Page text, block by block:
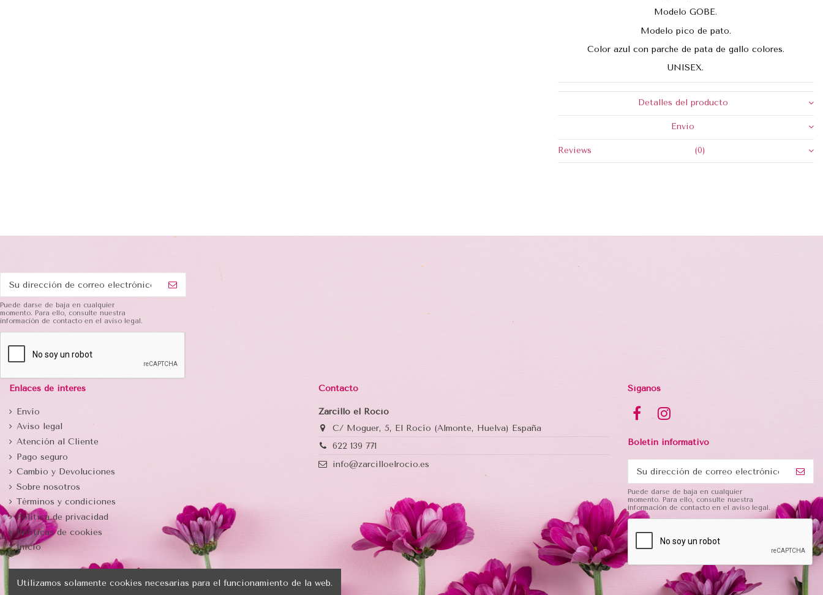
Modelo GOBE.
Modelo pico de pato.
Color azul con parche de pata de gallo colores.
UNISEX.
Detalles del producto
Envio
Reviews (0)
Puede darse de baja en cualquier
momento. Para ello, consulte nuestra
información de contacto en el aviso legal.
Enlaces de interés
Envío
Aviso legal
Atención al Cliente
Pago seguro
Cambio y Devoluciones
Sobre nosotros
Términos y condiciones
Política de privacidad
Politicas de cookies
Inicio
Contacto
Zarcillo el Rocío
C/ Moguer, 5, El Rocío (Almonte, Huelva) España
622 139 771
info@zarcilloelrocio.es
Síganos
Boletin informativo
Puede darse de baja en cualquier
momento. Para ello, consulte nuestra
información de contacto en el aviso legal.
Utilizamos solamente cookies necesarias para el funcionamiento de la web.